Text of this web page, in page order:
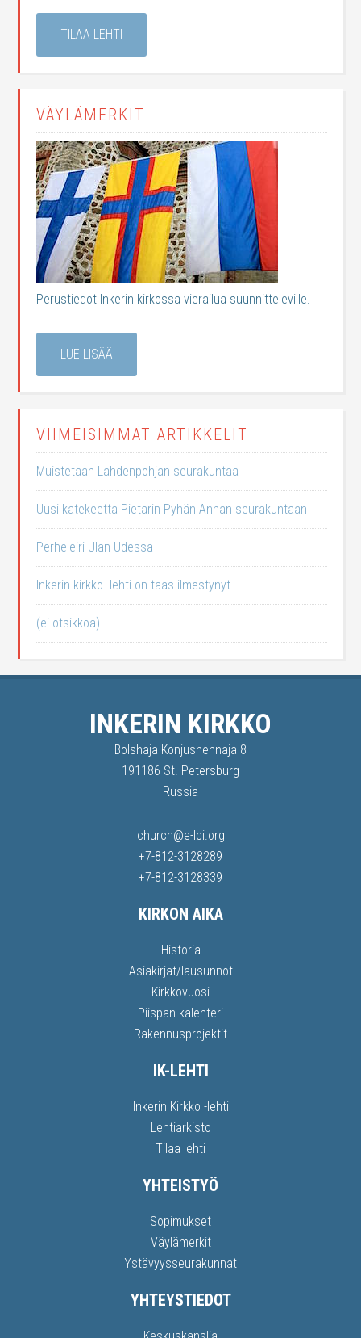
TILAA LEHTI
VÄYLÄMERKIT
Perustiedot Inkerin kirkossa vierailua suunnitteleville.
LUE LISÄÄ
VIIMEISIMMÄT ARTIKKELIT
Muistetaan Lahdenpohjan seurakuntaa
Uusi katekeetta Pietarin Pyhän Annan seurakuntaan
Perheleiri Ulan-Udessa
Inkerin kirkko -lehti on taas ilmestynyt
(ei otsikkoa)
INKERIN KIRKKO
Bolshaja Konjushennaja 8
191186 St. Petersburg
Russia
church@e-lci.org
+7-812-3128289
+7-812-3128339
KIRKON AIKA
Historia
Asiakirjat/lausunnot
Kirkkovuosi
Piispan kalenteri
Rakennusprojektit
IK-LEHTI
Inkerin Kirkko -lehti
Lehtiarkisto
Tilaa lehti
YHTEISTYÖ
Sopimukset
Väylämerkit
Ystävyysseurakunnat
YHTEYSTIEDOT